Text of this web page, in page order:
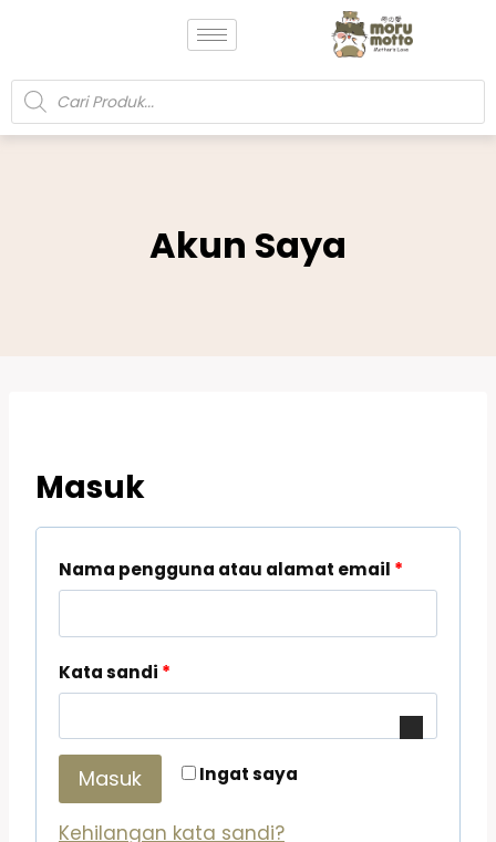
Akun Saya
Masuk
Nama pengguna atau alamat email *
Kata sandi *
Ingat saya
Masuk
Kehilangan kata sandi?